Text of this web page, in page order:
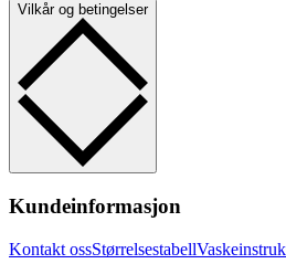
Vilkår og betingelser
Kundeinformasjon
Kontakt ossStørrelsestabell